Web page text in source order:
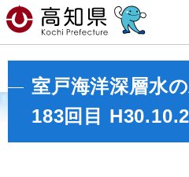
室戸海洋深層水
183回目